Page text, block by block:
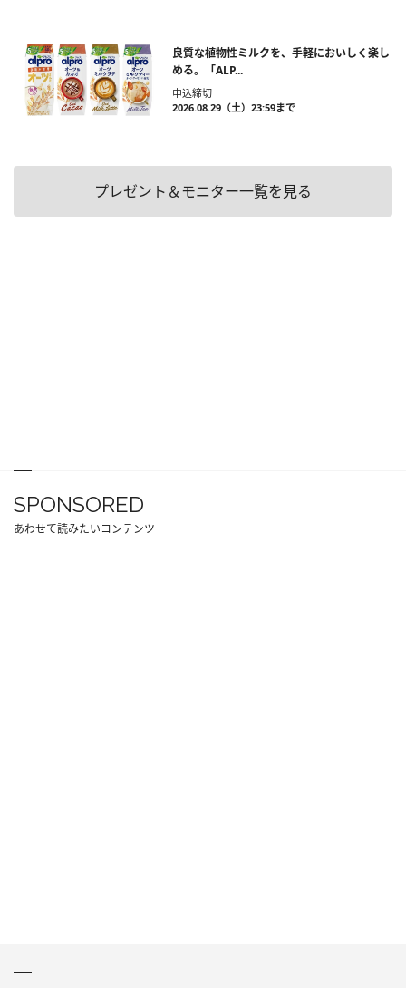
良質な植物性ミルクを、手軽においしく楽し
める。「ALP...
申込締切
2026.08.29（土）23:59まで
プレゼント＆モニター一覧を見る
SPONSORED
あわせて読みたいコンテンツ